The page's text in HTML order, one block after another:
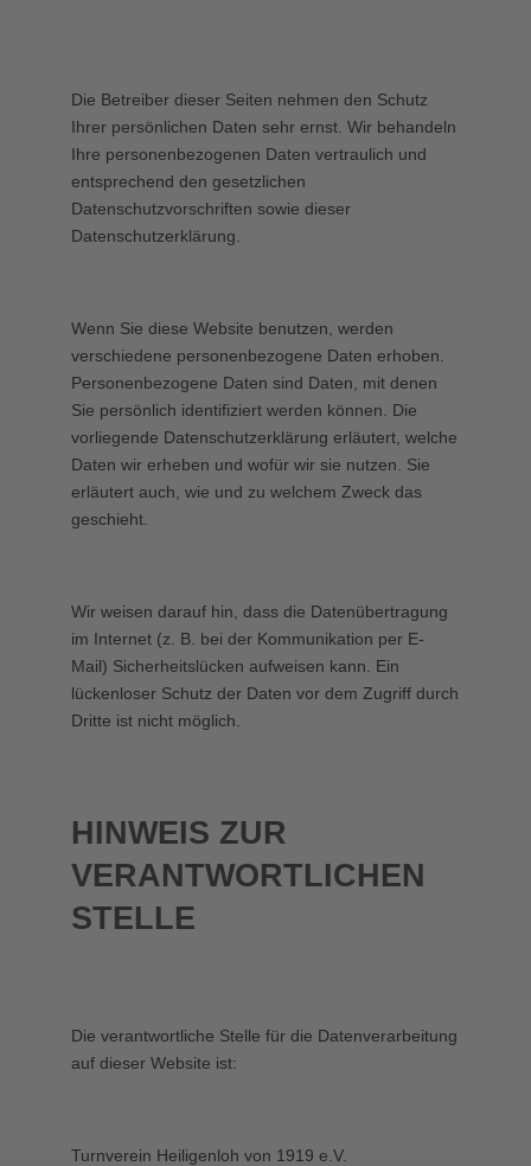
Die Betreiber dieser Seiten nehmen den Schutz
Ihrer persönlichen Daten sehr ernst. Wir behandeln
Ihre personenbezogenen Daten vertraulich und
entsprechend den gesetzlichen
Datenschutzvorschriften sowie dieser
Datenschutzerklärung.
Wenn Sie diese Website benutzen, werden
verschiedene personenbezogene Daten erhoben.
Personenbezogene Daten sind Daten, mit denen
Sie persönlich identifiziert werden können. Die
vorliegende Datenschutzerklärung erläutert, welche
Daten wir erheben und wofür wir sie nutzen. Sie
erläutert auch, wie und zu welchem Zweck das
geschieht.
Wir weisen darauf hin, dass die Datenübertragung
im Internet (z. B. bei der Kommunikation per E-
Mail) Sicherheitslücken aufweisen kann. Ein
lückenloser Schutz der Daten vor dem Zugriff durch
Dritte ist nicht möglich.
HINWEIS ZUR
VERANTWORTLICHEN
STELLE
Die verantwortliche Stelle für die Datenverarbeitung
auf dieser Website ist:
Turnverein Heiligenloh von 1919 e.V.